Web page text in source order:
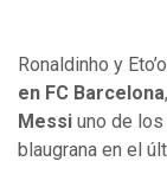
Ronaldinho y
en FC Barcelona
Messi uno de
blaugrana en el